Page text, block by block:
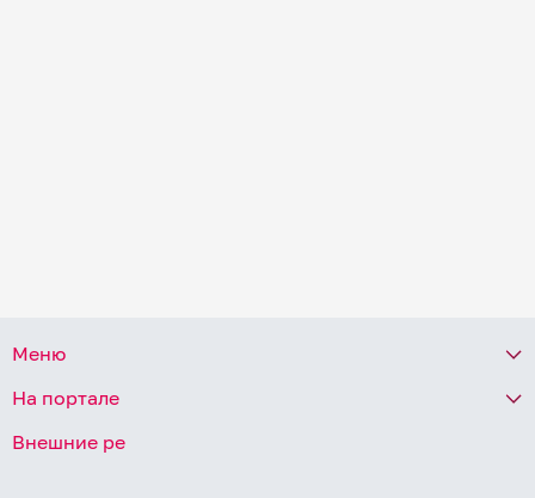
Меню
На портале
Внешние ре